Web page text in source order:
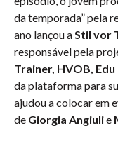
da temporada” pela
ano lançou aStil vor
responsável pela
Trainer, HVOB,
da plataforma para
ajudou a colocar em
de Giorgia Angiulie